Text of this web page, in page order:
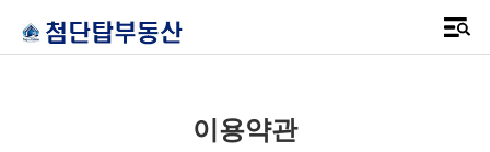
이용약관